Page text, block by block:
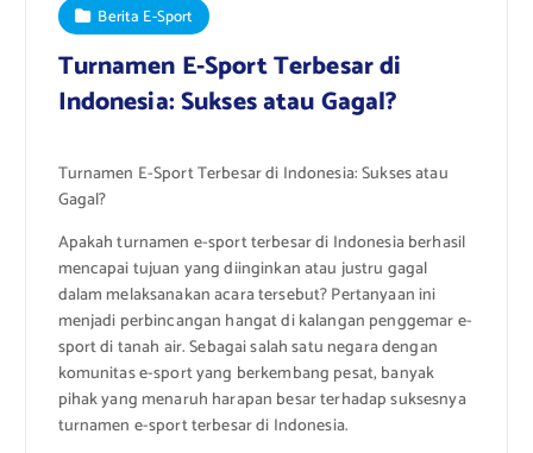
Berita E-Sport
Turnamen E-Sport Terbesar di
Indonesia: Sukses atau Gagal?
Turnamen E-Sport Terbesar di Indonesia: Sukses atau
Gagal?
Apakah turnamen e-sport terbesar di Indonesia berhasil
mencapai tujuan yang diinginkan atau justru gagal
dalam melaksanakan acara tersebut? Pertanyaan ini
menjadi perbincangan hangat di kalangan penggemar e-
sport di tanah air. Sebagai salah satu negara dengan
komunitas e-sport yang berkembang pesat, banyak
pihak yang menaruh harapan besar terhadap suksesnya
turnamen e-sport terbesar di Indonesia.